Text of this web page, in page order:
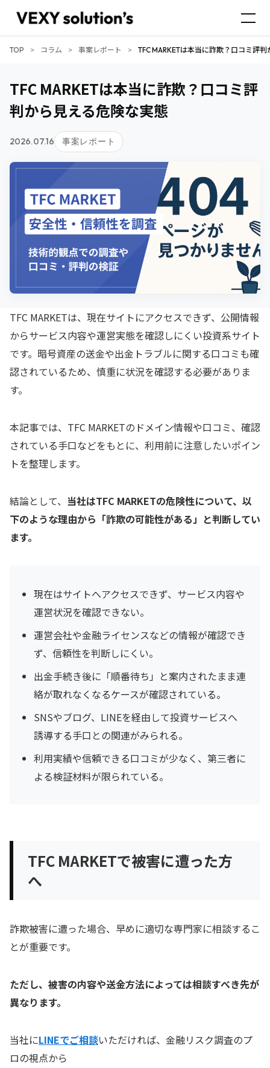
TOP > コラム > 事案レポート > TFC MARKETは本当に詐欺？口コミ評
TFC MARKETは本当に詐欺？口コミ評
判から見える危険な実態
2026.07.16 事案レポート
TFC MARKETは、現在サイトにアクセスできず、公開情報
からサービス内容や運営実態を確認しにくい投資系サイト
です。暗号資産の送金や出金トラブルに関する口コミも確
認されているため、慎重に状況を確認する必要がありま
す。
本記事では、TFC MARKETのドメイン情報や口コミ、確認
されている手口などをもとに、利用前に注意したいポイン
トを整理します。
結論として、 当社はTFC MARKETの危険性について、以
下のような理由から「詐欺の可能性がある」と判断してい
ます。
現在はサイトへアクセスできず、サービス内容や
運営状況を確認できない。
運営会社や金融ライセンスなどの情報が確認でき
ず、信頼性を判断しにくい。
出金手続き後に「順番待ち」と案内されたまま連
絡が取れなくなるケースが確認されている。
SNSやブログ、LINEを経由して投資サービスへ
誘導する手口との関連がみられる。
利用実績や信頼できる口コミが少なく、第三者に
よる検証材料が限られている。
TFC MARKETで被害に遭った方
へ
詐欺被害に遭った場合、早めに適切な専門家に相談するこ
とが重要です。
ただし、被害の内容や送金方法によっては相談すべき先が
異なります。
当社にLINEでご相談いただければ、金融リスク調査のプ
ロの視点から